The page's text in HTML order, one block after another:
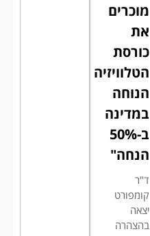
מוכרים
את
כורסת
הטלוויזיה
הנוחה
במדינה
ב-50%
הנחה"
ד"ר
קומפורט
יצאה
בהצהרה